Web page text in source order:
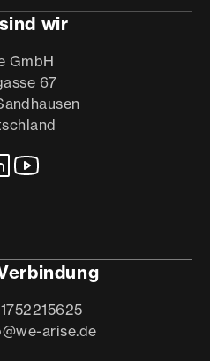
wir
GmbH
67
arise.de